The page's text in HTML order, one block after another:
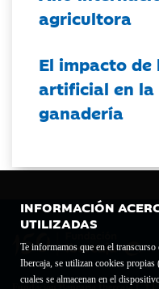
INFORMACIÓN
UTILIZADAS
Te informamos que en el
Ibercaja, se utilizan cookies
cuales se almacenan en el
agricultora
El impacto
artificial en
ganadería